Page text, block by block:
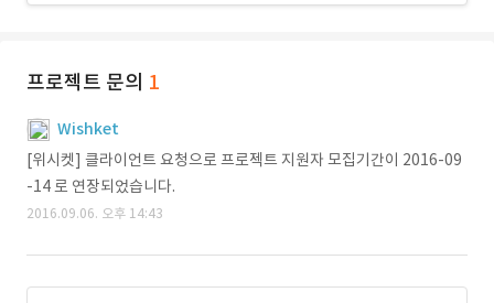
프로젝트 문의 1
Wishket
[위시켓] 클라이언트 요청으로 프로젝트 지원자 모집기간이 2016-09
-14 로 연장되었습니다.
2016.09.06. 오후 14:43